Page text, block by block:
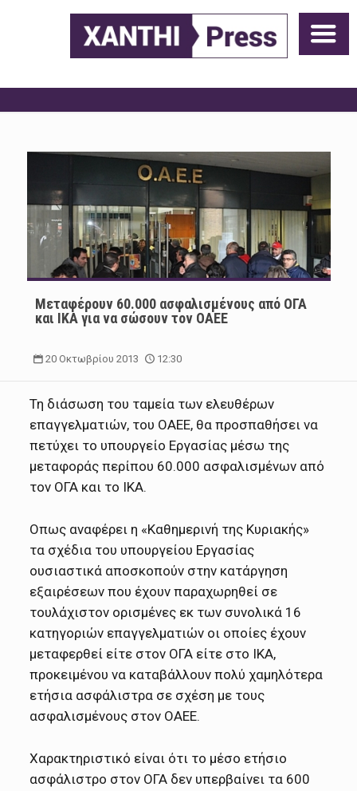
Μεταφέρουν 60.000 ασφαλισμένους από ΟΓΑ
και ΙΚΑ για να σώσουν τον ΟΑΕΕ
20 Οκτωβρίου 2013 12:30
Τη διάσωση του ταμεία των ελευθέρων
επαγγελματιών, του ΟΑΕΕ, θα προσπαθήσει να
πετύχει το υπουργείο Εργασίας μέσω της
μεταφοράς περίπου 60.000 ασφαλισμένων από
τον ΟΓΑ και το ΙΚΑ.
Οπως αναφέρει η «Καθημερινή της Κυριακής»
τα σχέδια του υπουργείου Εργασίας
ουσιαστικά αποσκοπούν στην κατάργηση
εξαιρέσεων που έχουν παραχωρηθεί σε
τουλάχιστον ορισμένες εκ των συνολικά 16
κατηγοριών επαγγελματιών οι οποίες έχουν
μεταφερθεί είτε στον ΟΓΑ είτε στο ΙΚΑ,
προκειμένου να καταβάλλουν πολύ χαμηλότερα
ετήσια ασφάλιστρα σε σχέση με τους
ασφαλισμένους στον ΟΑΕΕ.
Χαρακτηριστικό είναι ότι το μέσο ετήσιο
ασφάλιστρο στον ΟΓΑ δεν υπερβαίνει τα 600